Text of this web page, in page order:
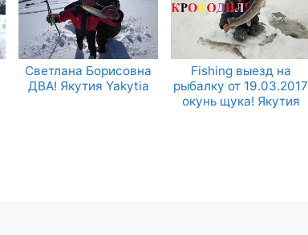
Светлана Борисовна
ДВА! Якутия Yakytia
Fishing выезд на
рыбалку от 19.03.2017
окунь щука! Якутия